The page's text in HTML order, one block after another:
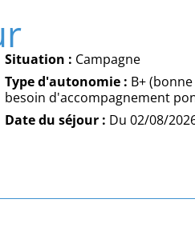
Situation : Campagne
Type d'autonomie : B+
besoin d'accompagnement
Date du séjour : Du 02/08/